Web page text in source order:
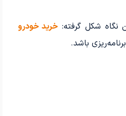
نگاه شکل گرفته: خرید خودرو
باشد.